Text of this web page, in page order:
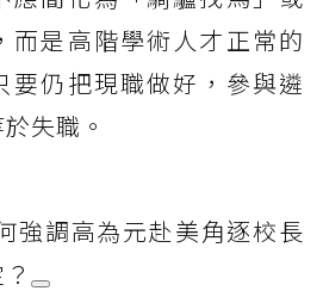
而是高階學術人才正常的
要仍把現職做好，參與遴
失職。
強調高為元赴美角逐校長